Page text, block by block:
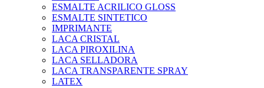
ESMALTE ACRILICO GLOSS
ESMALTE SINTETICO
IMPRIMANTE
LACA CRISTAL
LACA PIROXILINA
LACA SELLADORA
LACA TRANSPARENTE SPRAY
LATEX